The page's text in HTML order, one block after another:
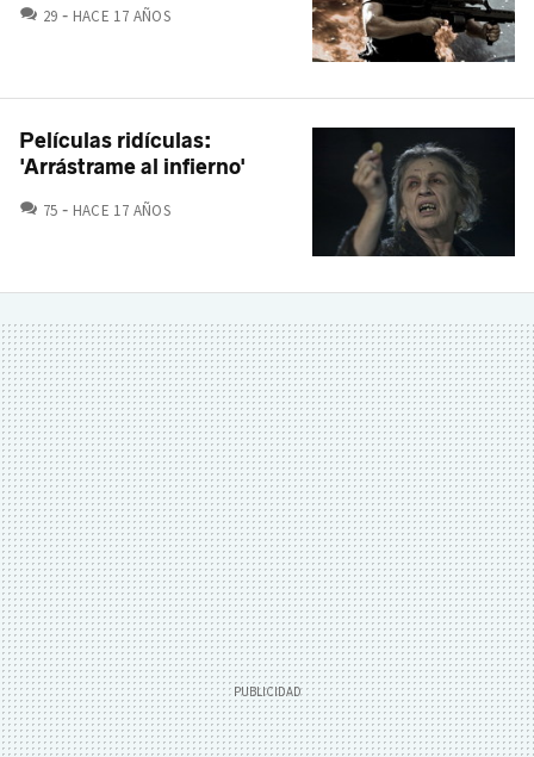
29 COMENTARIOS
HACE 17 AÑOS
Películas ridículas:
'Arrástrame al infierno'
75 COMENTARIOS
HACE 17 AÑOS